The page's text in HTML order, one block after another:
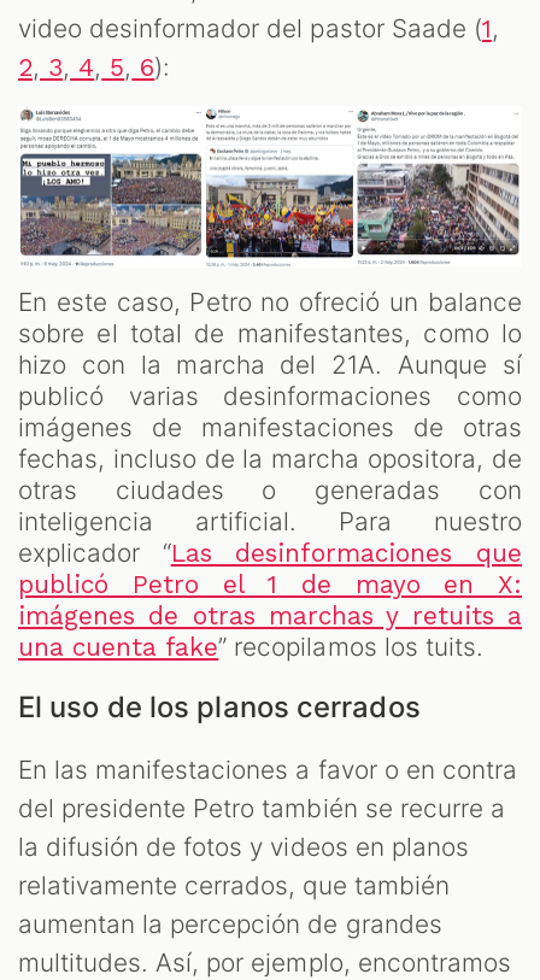
video desinformador del pastor Saade (1,
2, 3, 4, 5, 6):
En este caso, Petro no ofreció un balance
sobre el total de manifestantes, como lo
hizo con la marcha del 21A. Aunque sí
publicó varias desinformaciones como
imágenes de manifestaciones de otras
fechas, incluso de la marcha opositora, de
otras ciudades o generadas con
inteligencia artificial. Para nuestro
explicador “Las desinformaciones que
publicó Petro el 1 de mayo en X:
imágenes de otras marchas y retuits a
una cuenta fake” recopilamos los tuits.
El uso de los planos cerrados
En las manifestaciones a favor o en contra
del presidente Petro también se recurre a
la difusión de fotos y videos en planos
relativamente cerrados, que también
aumentan la percepción de grandes
multitudes. Así, por ejemplo, encontramos